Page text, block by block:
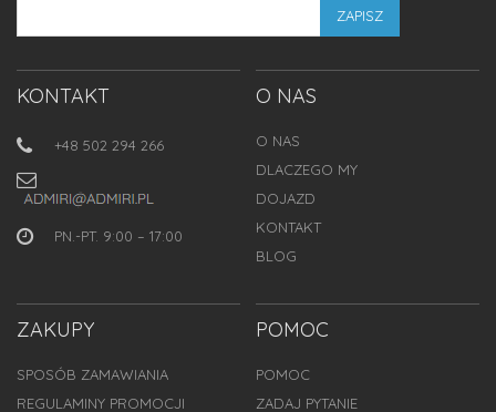
ZAPISZ
KONTAKT
+48 502 294 266
PN.-PT. 9:00 – 17:00
O NAS
O NAS
DLACZEGO MY
DOJAZD
KONTAKT
BLOG
ZAKUPY
SPOSÓB ZAMAWIANIA
REGULAMINY PROMOCJI
POMOC
POMOC
ZADAJ PYTANIE